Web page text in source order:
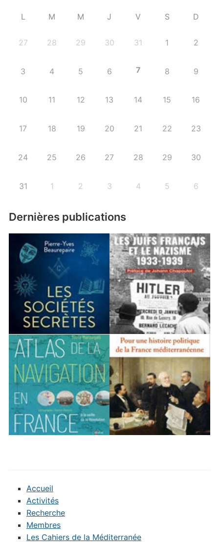
L M M J V S D
27 28 29 30 31 1 2
3 4 5 6 7 8 9
10 11 12 13 14 15 16
17 18 19 20 21 22 23
24 25 26 27 28 29 30
31 1 2 3 4 5 6
Dernières publications
Accueil
Activités
Recherche
Membres
Les Cahiers de la Méditerranée